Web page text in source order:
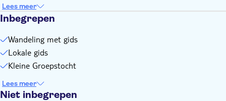
Lees meer
Inbegrepen
Wandeling met gids
Lokale gids
Kleine Groepstocht
Lees meer
Niet inbegrepen